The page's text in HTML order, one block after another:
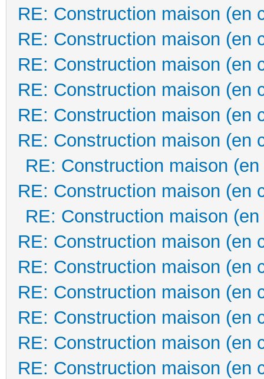
RE: Construction maison (en
RE: Construction maison (en
RE: Construction maison (en
RE: Construction maison (en
RE: Construction maison (en
RE: Construction maison (en
RE: Construction maison
RE: Construction maison (en
RE: Construction maison
RE: Construction maison (en
RE: Construction maison (en
RE: Construction maison (en
RE: Construction maison (en
RE: Construction maison (en
RE: Construction maison (en